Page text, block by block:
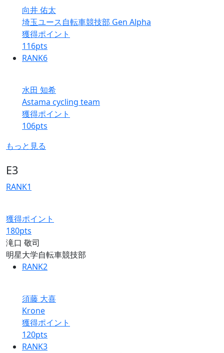
向井 佑太
埼玉ユース自転車競技部 Gen Alpha
獲得ポイント
116pts
RANK6
水田 知希
Astama cycling team
獲得ポイント
106pts
もっと見る
E3
RANK1
獲得ポイント
180pts
滝口 敬司
明星大学自転車競技部
RANK2
須藤 大喜
Krone
獲得ポイント
120pts
RANK3